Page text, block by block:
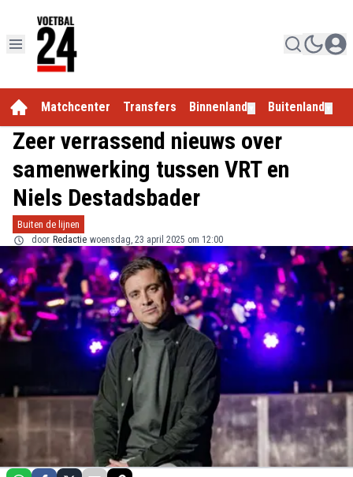
Matchcenter Transfers Binnenland Buitenland
Zeer verrassend nieuws over
samenwerking tussen VRT en
Niels Destadsbader
Buiten de lijnen
door Redactie woensdag, 23 april 2025 om 12:00